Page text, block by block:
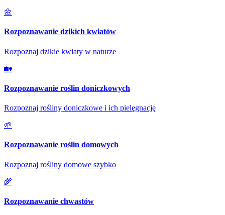
🌼
Rozpoznawanie dzikich kwiatów
Rozpoznaj dzikie kwiaty w naturze
🏡
Rozpoznawanie roślin doniczkowych
Rozpoznaj rośliny doniczkowe i ich pielęgnację
🌱
Rozpoznawanie roślin domowych
Rozpoznaj rośliny domowe szybko
🌾
Rozpoznawanie chwastów